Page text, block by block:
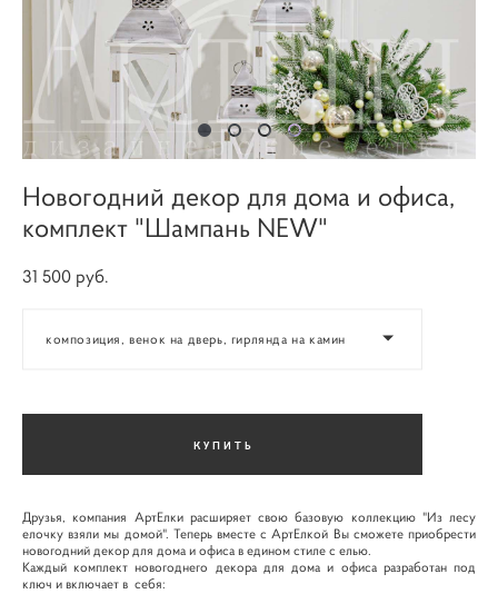
Новогодний декор для дома и офиса,
комплект "Шампань NEW"
31 500 pуб.
композиция, венок на дверь, гирлянда на камин
КУПИТЬ
Друзья, компания АртЕлки расширяет свою базовую коллекцию "Из лесу
елочку взяли мы домой". Теперь вместе с АртЕлкой Вы сможете приобрести
новогодний декор для дома и офиса в едином стиле с елью.
Каждый комплект новогоднего декора для дома и офиса разработан под
ключ и включает в себя: